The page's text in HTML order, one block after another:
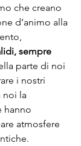
che creano
d’animo alla
sempre
parte di noi
i nostri
noi la
hanno
atmosfere